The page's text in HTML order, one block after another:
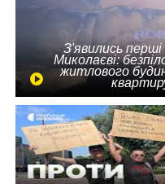
З'явились
Миколаєві:
житлового